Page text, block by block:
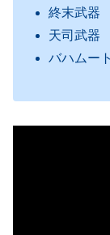
終末武器
天司武器
バハムー